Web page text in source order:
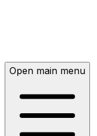
Open main menu